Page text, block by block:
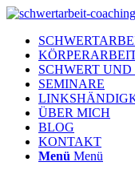
SCHWERT
SEMINARE
ÜBER MICH
BLOG
KONTAKT
Menü Menü